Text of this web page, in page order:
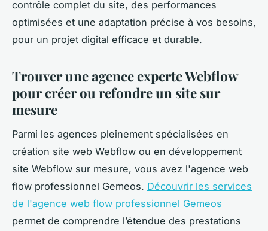
contrôle complet du site, des performances
optimisées et une adaptation précise à vos besoins,
pour un projet digital efficace et durable.
Trouver une agence experte Webflow
pour créer ou refondre un site sur
mesure
Parmi les agences pleinement spécialisées en
création site web Webflow ou en développement
site Webflow sur mesure, vous avez l'agence web
flow professionnel Gemeos. Découvrir les services
de l'agence web flow professionnel Gemeos
permet de comprendre l’étendue des prestations